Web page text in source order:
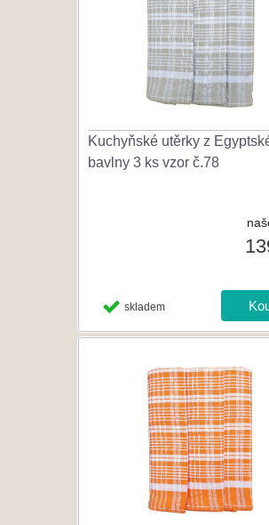
Kuchyňské utěrky z
bavlny 3 ks vzor č.78
skladem